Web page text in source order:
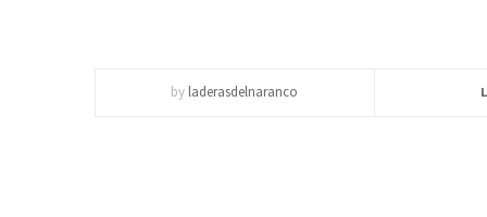
by laderasdelnaranco